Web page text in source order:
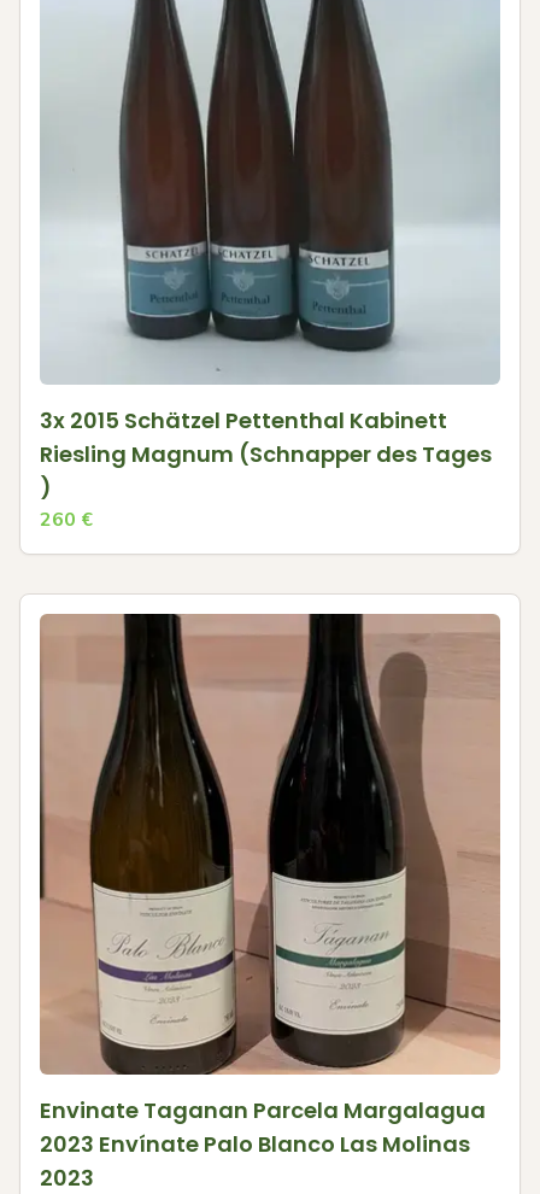
3x 2015 Schätzel Pettenthal Kabinett
Riesling Magnum (Schnapper des Tages
)
260 €
Envinate Taganan Parcela Margalagua
2023 Envínate Palo Blanco Las Molinas
2023